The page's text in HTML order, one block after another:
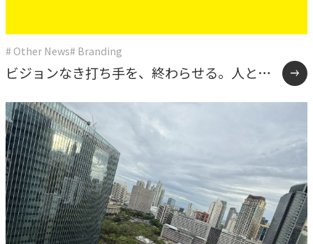
# Other News# Branding
ビジョンなき打ち手を、終わらせる。人と組
織の 伴走型支援『HRメソッド』